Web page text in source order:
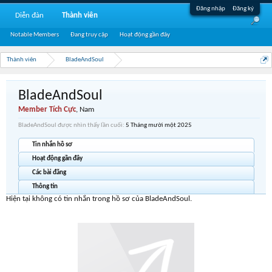
Đăng nhập Đăng ký
Thành viên BladeAndSoul
BladeAndSoul
Member Tích Cực, Nam
BladeAndSoul được nhìn thấy lần cuối: 5 Tháng mười một 2025
Tin nhắn hồ sơ
Hoạt động gần đây
Các bài đăng
Thông tin
Hiện tại không có tin nhắn trong hồ sơ của BladeAndSoul.
Diễn đàn Thành viên
Notable Members Đang truy cập Hoạt động gần đây